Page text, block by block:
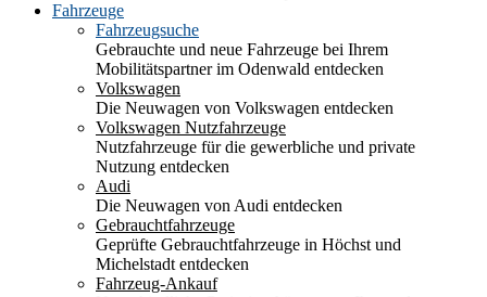
Fahrzeuge
Fahrzeugsuche
Gebrauchte und neue Fahrzeuge bei Ihrem
Mobilitätspartner im Odenwald entdecken
Volkswagen
Die Neuwagen von Volkswagen entdecken
Volkswagen Nutzfahrzeuge
Nutzfahrzeuge für die gewerbliche und private
Nutzung entdecken
Audi
Die Neuwagen von Audi entdecken
Gebrauchtfahrzeuge
Geprüfte Gebrauchtfahrzeuge in Höchst und
Michelstadt entdecken
Fahrzeug-Ankauf